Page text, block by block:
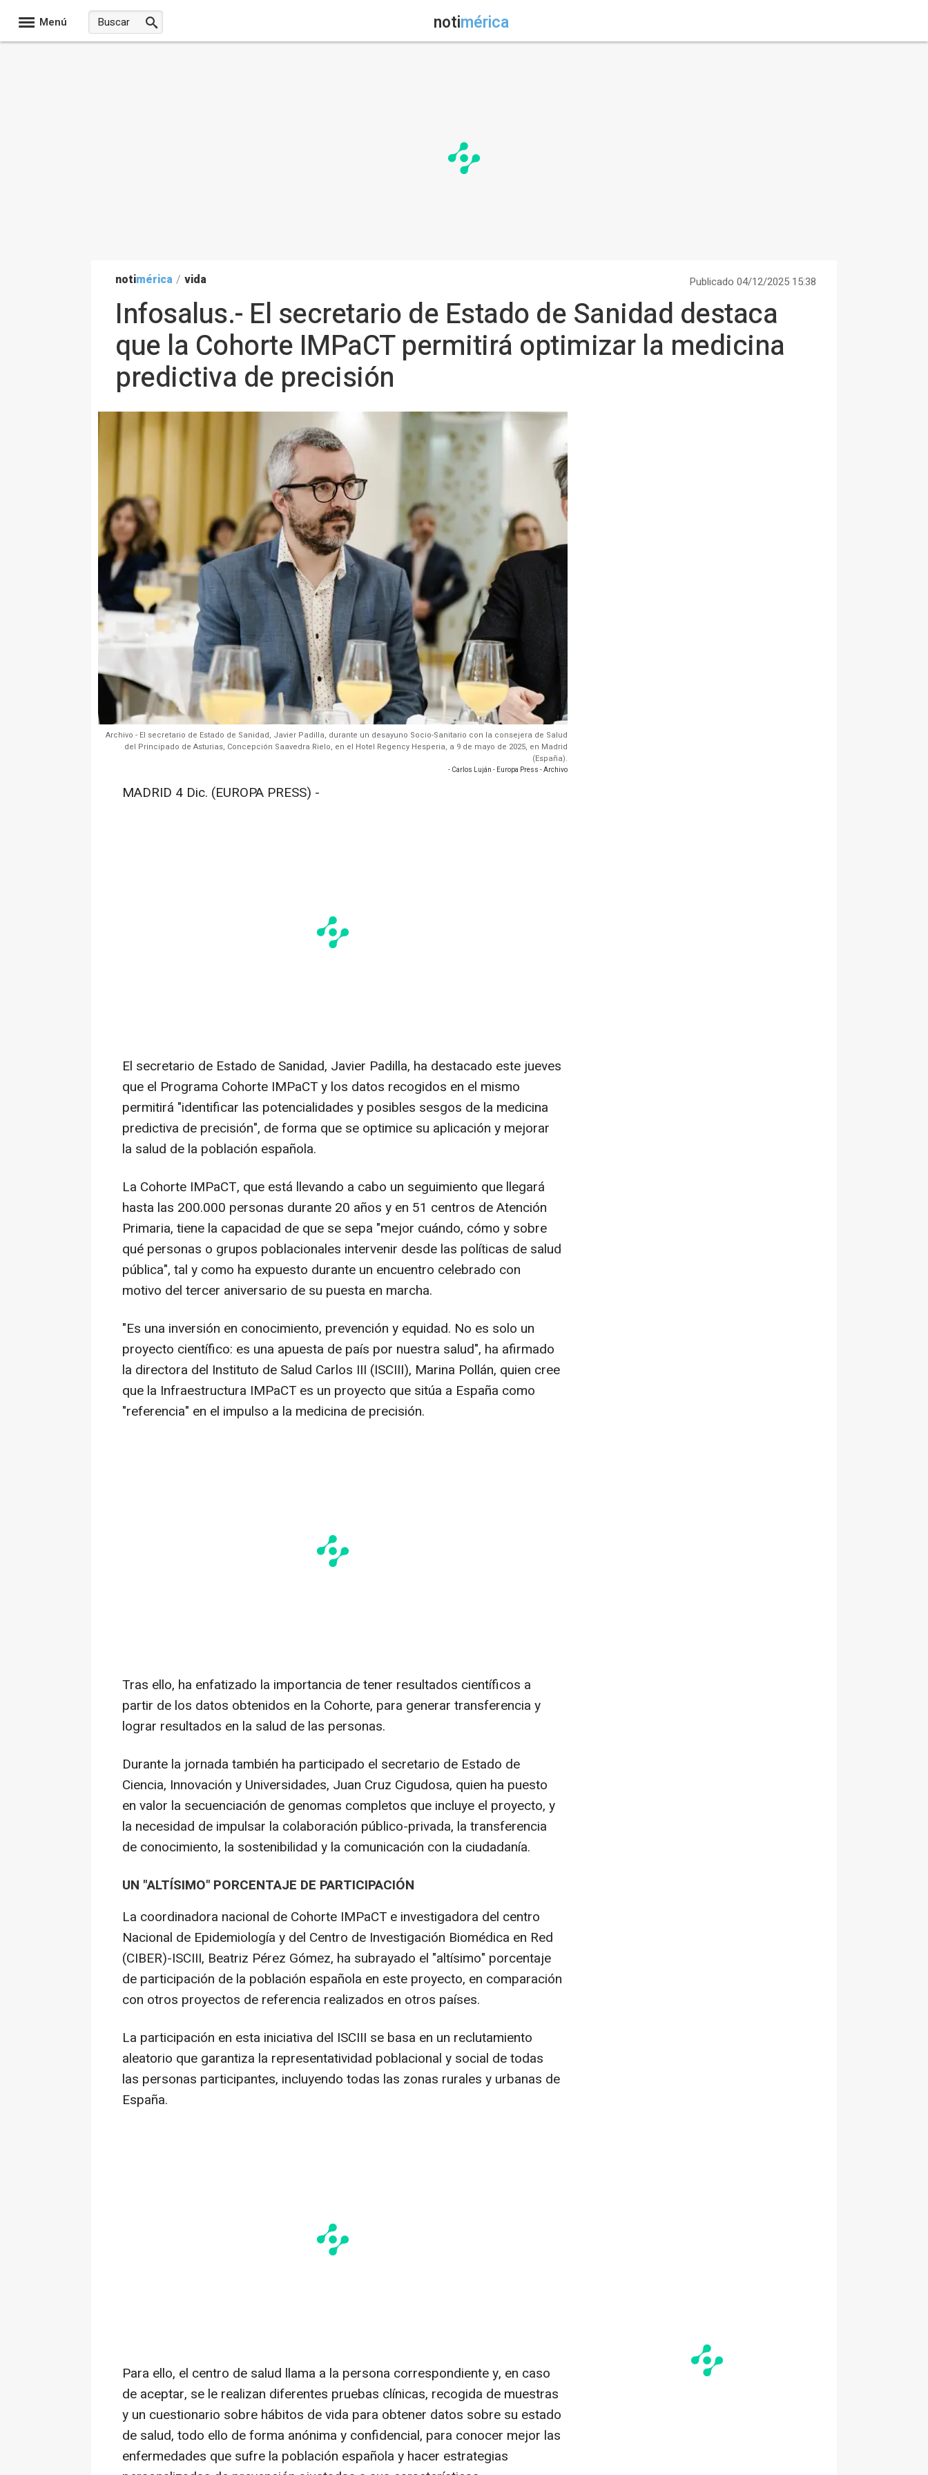
Menú notimérica
notimérica / vida Publicado 04/12/2025 15:38
Infosalus.- El secretario de Estado de Sanidad destaca
que la Cohorte IMPaCT permitirá optimizar la medicina
predictiva de precisión
Archivo - El secretario de Estado de Sanidad, Javier Padilla, durante un desayuno Socio-Sanitario con la consejera de Salud
del Principado de Asturias, Concepción Saavedra Rielo, en el Hotel Regency Hesperia, a 9 de mayo de 2025, en Madrid
(España).
- Carlos Luján - Europa Press - Archivo
MADRID 4 Dic. (EUROPA PRESS) -
El secretario de Estado de Sanidad, Javier Padilla, ha destacado este jueves
que el Programa Cohorte IMPaCT y los datos recogidos en el mismo
permitirá "identificar las potencialidades y posibles sesgos de la medicina
predictiva de precisión", de forma que se optimice su aplicación y mejorar
la salud de la población española.
La Cohorte IMPaCT, que está llevando a cabo un seguimiento que llegará
hasta las 200.000 personas durante 20 años y en 51 centros de Atención
Primaria, tiene la capacidad de que se sepa "mejor cuándo, cómo y sobre
qué personas o grupos poblacionales intervenir desde las políticas de salud
pública", tal y como ha expuesto durante un encuentro celebrado con
motivo del tercer aniversario de su puesta en marcha.
"Es una inversión en conocimiento, prevención y equidad. No es solo un
proyecto científico: es una apuesta de país por nuestra salud", ha afirmado
la directora del Instituto de Salud Carlos III (ISCIII), Marina Pollán, quien cree
que la Infraestructura IMPaCT es un proyecto que sitúa a España como
"referencia" en el impulso a la medicina de precisión.
Tras ello, ha enfatizado la importancia de tener resultados científicos a
partir de los datos obtenidos en la Cohorte, para generar transferencia y
lograr resultados en la salud de las personas.
Durante la jornada también ha participado el secretario de Estado de
Ciencia, Innovación y Universidades, Juan Cruz Cigudosa, quien ha puesto
en valor la secuenciación de genomas completos que incluye el proyecto, y
la necesidad de impulsar la colaboración público-privada, la transferencia
de conocimiento, la sostenibilidad y la comunicación con la ciudadanía.
UN "ALTÍSIMO" PORCENTAJE DE PARTICIPACIÓN
La coordinadora nacional de Cohorte IMPaCT e investigadora del centro
Nacional de Epidemiología y del Centro de Investigación Biomédica en Red
(CIBER)-ISCIII, Beatriz Pérez Gómez, ha subrayado el "altísimo" porcentaje
de participación de la población española en este proyecto, en comparación
con otros proyectos de referencia realizados en otros países.
La participación en esta iniciativa del ISCIII se basa en un reclutamiento
aleatorio que garantiza la representatividad poblacional y social de todas
las personas participantes, incluyendo todas las zonas rurales y urbanas de
España.
Para ello, el centro de salud llama a la persona correspondiente y, en caso
de aceptar, se le realizan diferentes pruebas clínicas, recogida de muestras
y un cuestionario sobre hábitos de vida para obtener datos sobre su estado
de salud, todo ello de forma anónima y confidencial, para conocer mejor las
enfermedades que sufre la población española y hacer estrategias